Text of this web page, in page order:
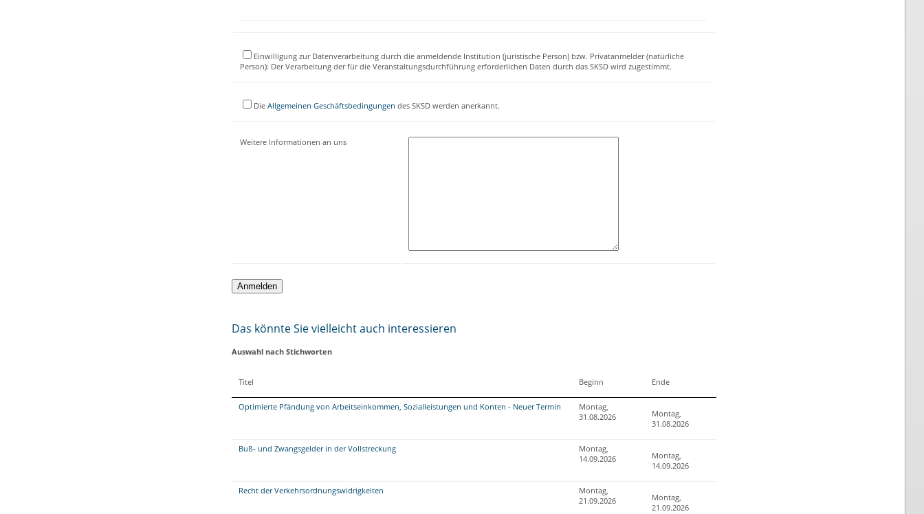
Einwilligung zur Datenverarbeitung durch die anmeldende Institution (juristische Person) bzw. Privatanmelder (natürliche
Person): Der Verarbeitung der für die Veranstaltungsdurchführung erforderlichen Daten durch das SKSD wird zugestimmt.
DieAllgemeinen Geschäftsbedingungen des SKSD werden anerkannt.
Weitere Informationen an uns
Das könnte Sie vielleicht auch interessieren
Auswahl nach Stichworten
Titel Beginn Ende
Optimierte Pfändung von Arbeitseinkommen, Sozialleistungen und Konten - Neuer Termin
Montag,
31.08.2026
Montag,
31.08.2026
Buß- und Zwangsgelder in der Vollstreckung
Montag,
14.09.2026
Montag,
14.09.2026
Recht der Verkehrsordnungswidrigkeiten
Montag,
21.09.2026
Montag,
21.09.2026